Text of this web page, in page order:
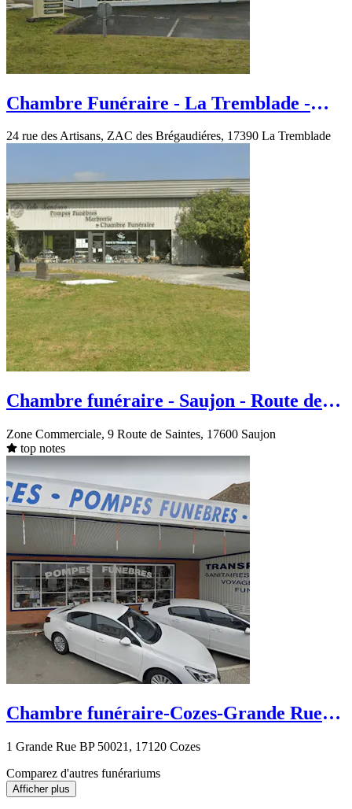
Chambre Funéraire - La Tremblade -
24 rue des Artisans, ZAC des Brégaudiéres, 17390 La Tremblade
Chambre funéraire - Saujon - Route de
Zone Commerciale, 9 Route de Saintes, 17600 Saujon
top notes
Chambre funéraire-Cozes-Grande Rue
1 Grande Rue BP 50021, 17120 Cozes
Comparez d'autres funérariums
Afficher plus